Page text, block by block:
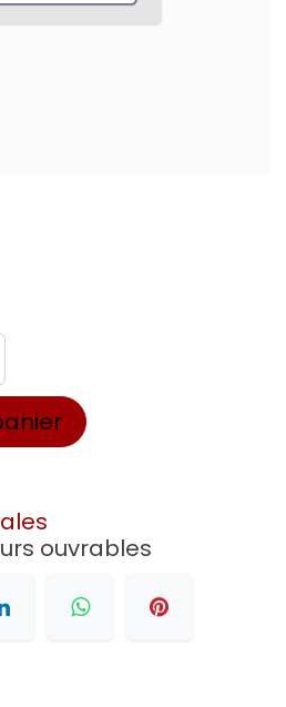
ouvrables